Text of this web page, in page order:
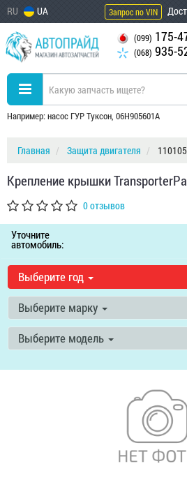
RU UA Запрос по VIN
(099) 175-
(068) 935-
Например: насос ГУР Туксон, 06H905601A
Главная Защита двигателя
Крепление крышки
0 отзывов
Уточните
автомобиль:
Выберите год
Выберите марку
Выберите модель